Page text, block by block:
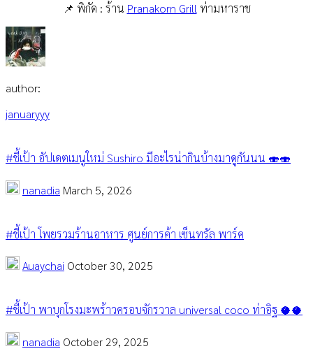
📌 พิกัด : ร้าน Pranakorn Grill ท่ามหาราช
author:
januaryyy
#ชี้เป้า อัปเดตเมนูใหม่ Sushiro มีอะไรน่ากินบ้างมาดูกันนน 🍣🍣
nanadia March 5, 2026
#ชี้เป้า โพยรวมร้านอาหาร ศูนย์การค้า เซ็นทรัล พาร์ค
Auaychai October 30, 2025
#ชี้เป้า พาบุกโรงมะพร้าวครอบจักรวาล universal coco ท่าอิฐ 🥥🥥
nanadia October 29, 2025